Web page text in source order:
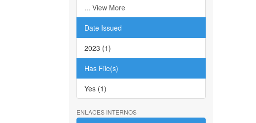
... View More
Date Issued
2023 (1)
Has File(s)
Yes (1)
ENLACES INTERNOS